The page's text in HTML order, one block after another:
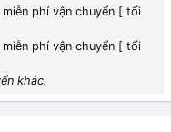
miễn phí vận chuyển [ tối
miễn phí vận chuyển [ tối
khác.